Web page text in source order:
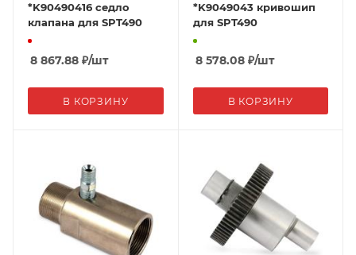
*K90490416 седло
клапана для SPT490
8 867.88 ₽/шт
В КОРЗИНУ
*K9049043 кривошип
для SPT490
8 578.08₽/шт
В КОРЗИНУ